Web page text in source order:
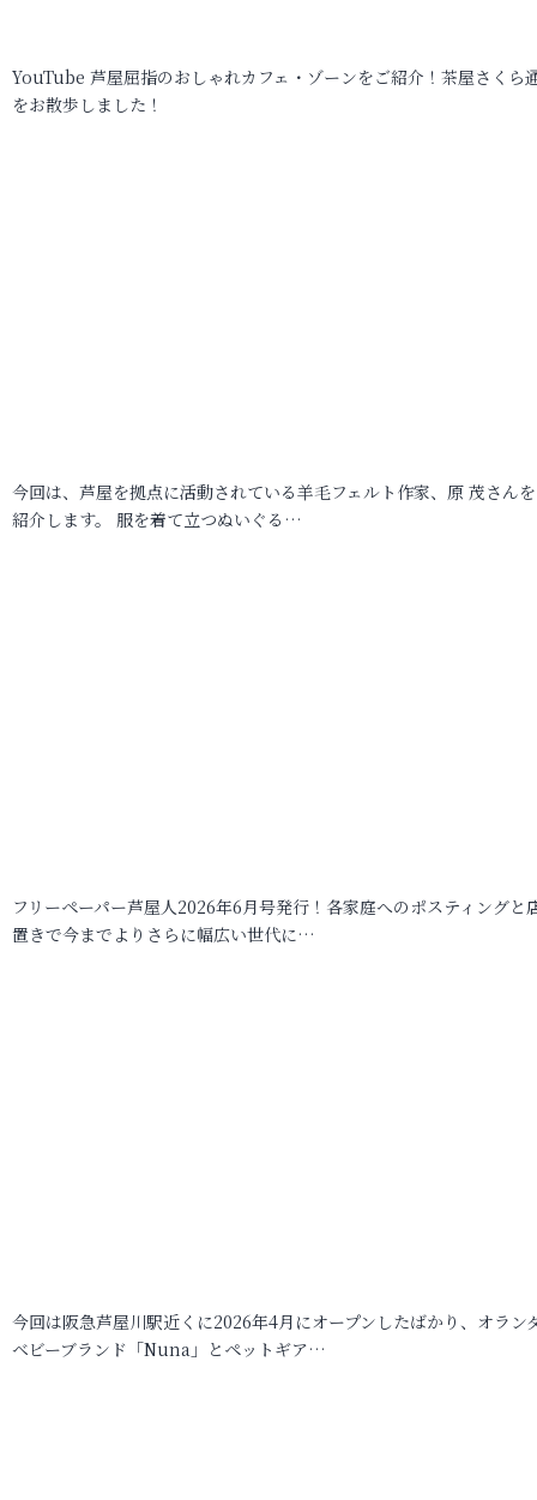
YouTube 芦屋屈指のおしゃれカフェ・ゾーンをご紹介！茶屋さくら
をお散歩しました！
今回は、芦屋を拠点に活動されている羊毛フェルト作家、原 茂さん
紹介します。 服を着て立つぬいぐる…
フリーペーパー芦屋人2026年6月号発行！各家庭へのポスティングと
置きで今までよりさらに幅広い世代に…
今回は阪急芦屋川駅近くに2026年4月にオープンしたばかり、オラン
ベビーブランド「Nuna」とペットギア…